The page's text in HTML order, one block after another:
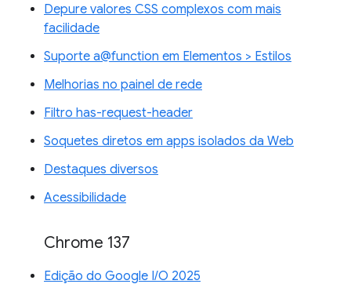
Depure valores CSS complexos com mais
facilidade
Suporte a@function em Elementos > Estilos
Melhorias no painel de rede
Filtro has-request-header
Soquetes diretos em apps isolados da Web
Destaques diversos
Acessibilidade
Chrome 137
Edição do Google I/O 2025